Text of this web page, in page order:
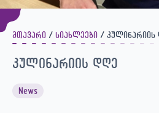
მთავარი სიახლეები კულინარიის
კულინარიის დღე
News